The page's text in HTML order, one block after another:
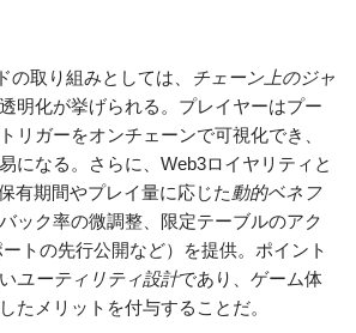
取り組みとしては、
チェーン上のジャ
明化が挙げられる。プレイヤーはプー
リガーをオンチェーンで可視化でき、
になる。さらに、Web3ロイヤリティと
有期間やプレイ量に応じた動的ベネフ
バック率の微調整、限定テーブルのアク
トの先行公開など）を提供。ポイント
ユーティリティ設計であり、ゲーム体
たメリットを付与することだ。